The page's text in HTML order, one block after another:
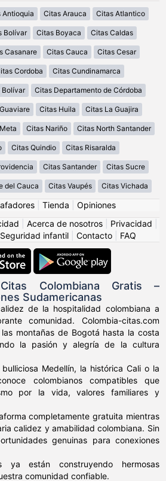
Antioquia Citas Arauca Citas Atlantico
Bolívar Citas Boyaca Citas Caldas
Casanare Citas Cauca Citas Cesar
Cordoba Citas Cundinamarca
Bolívar Citas Departamento de Córdoba
Citas Huila Citas La Guajira
Citas Nariño Citas North Santander
Citas Quindio Citas Risaralda
Citas Santander Citas Sucre
del Cauca Citas Vaupés Citas Vichada
Tienda
Opiniones
Acerca de nosotros Privacidad
Seguridad infantil Contacto FAQ
Colombiana Gratis –
Sudamericanas
de la hospitalidad colombiana a
comunidad. Colombia-citas.com
montañas de Bogotá hasta la costa
la pasión y alegría de la cultura
Medellín, la histórica Cali o la
colombianos compatibles que
por la vida, valores familiares y
completamente gratuita mientras
calidez y amabilidad colombiana. Sin
genuinas para conexiones
ya están construyendo hermosas
comunidad confiable.